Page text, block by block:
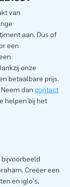
van
aan. Dus of
een
onze
betaalbare prijs.
dan contact
helpen bij het
Creëer een
en iglo's,